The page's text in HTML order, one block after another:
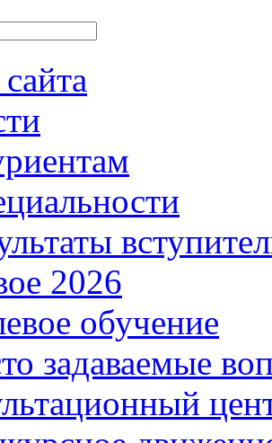
2026
обучение
задаваемые